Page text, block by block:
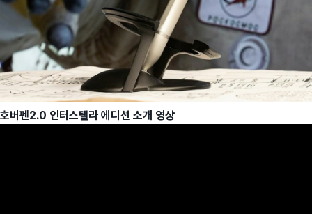
호버펜2.0 인터스텔라 에디션 소개 영상